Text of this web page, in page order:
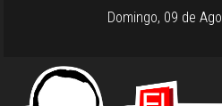
Domingo, 09 de